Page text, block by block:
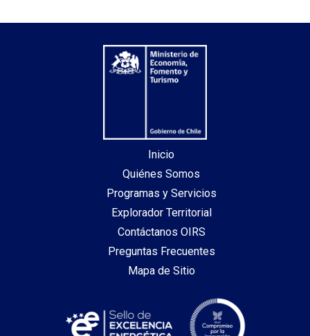
Inicio
Quiénes Somos
Programas y Servicios
Explorador Territorial
Contáctanos OIRS
Preguntas Frecuentes
Mapa de Sitio